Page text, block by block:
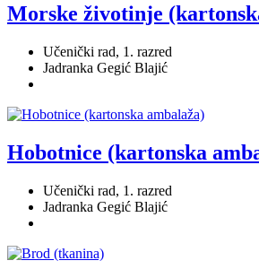
Morske životinje
Učenički rad, 1. razred
Jadranka Gegić Blajić
Hobotnice (kartonska
Učenički rad, 1. razred
Jadranka Gegić Blajić